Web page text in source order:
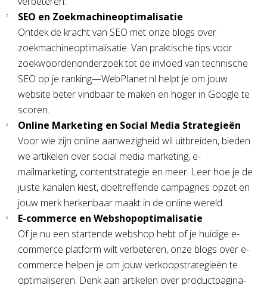
SEO en Zoekmachineoptimalisatie
Ontdek de kracht van SEO met onze blogs over
zoekmachineoptimalisatie. Van praktische tips voor
zoekwoordenonderzoek tot de invloed van technische
SEO op je ranking—WebPlanet.nl helpt je om jouw
website beter vindbaar te maken en hoger in Google te
scoren.
Online Marketing en Social Media Strategieën
Voor wie zijn online aanwezigheid wil uitbreiden, bieden
we artikelen over social media marketing, e-
mailmarketing, contentstrategie en meer. Leer hoe je de
juiste kanalen kiest, doeltreffende campagnes opzet en
jouw merk herkenbaar maakt in de online wereld.
E-commerce en Webshopoptimalisatie
Of je nu een startende webshop hebt of je huidige e-
commerce platform wilt verbeteren, onze blogs over e-
commerce helpen je om jouw verkoopstrategieën te
optimaliseren. Denk aan artikelen over productpagina-